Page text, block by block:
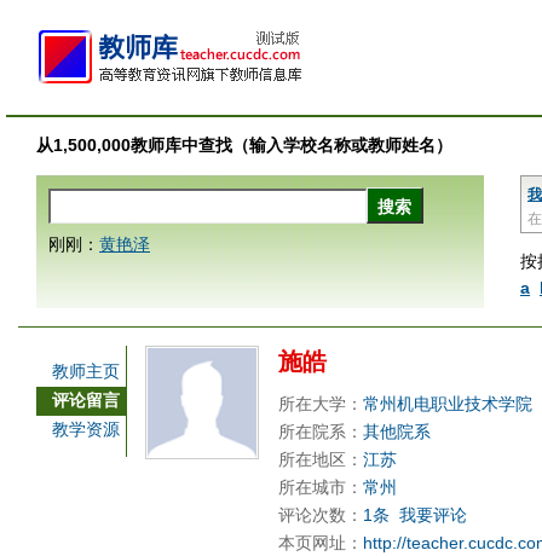
从1,500,000教师库中查找（输入学校名称或教师姓名）
按
a
刚刚： 黄艳泽
教师主页
评论留言
教学资源
施皓
所在大学： 常州机电职业技术学院
所在院系： 其他院系
所在地区： 江苏
所在城市： 常州
评论次数： 1条 我要评论
本页网址： http://